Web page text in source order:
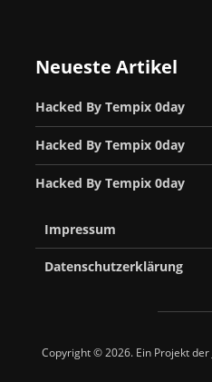
Neueste Artikel
Hacked By Tempix 0day
Hacked By Tempix 0day
Hacked By Tempix 0day
Impressum
Datenschutzerklärung
Copyright © 2026. Ein Projekt der